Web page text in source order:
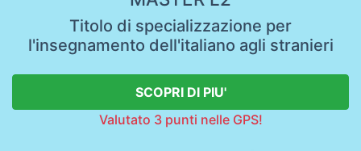
Titolo di specializzazione per
l'insegnamento dell'italiano agli stranieri
SCOPRI DI PIU'
Valutato 3 punti nelle GPS!